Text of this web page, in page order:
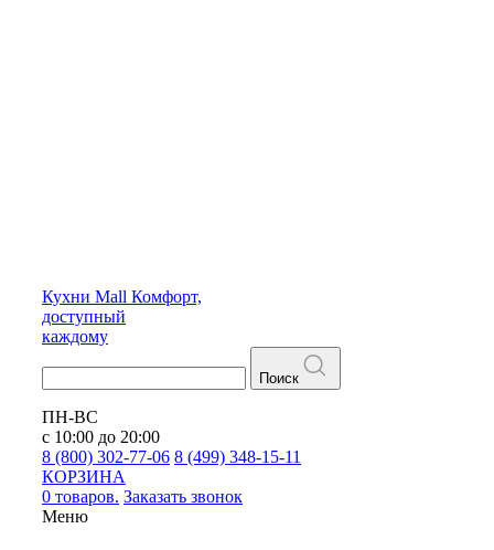
Кухни Mall Комфорт,
доступный
каждому
Поиск
ПН-ВС
с 10:00 до 20:00
8 (800) 302-77-06 8 (499) 348-15-11
КОРЗИНА
0 товаров. Заказать звонок
Меню